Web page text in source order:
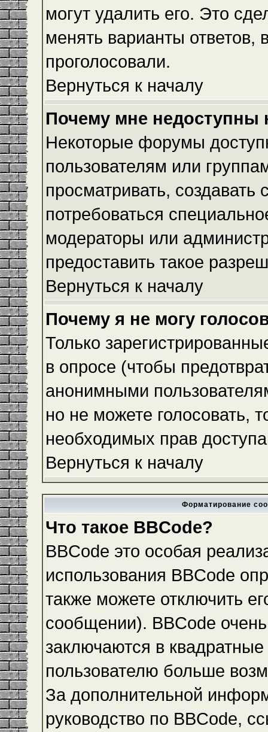
могут удалить его. Это
менять варианты ответов,
проголосовали.
Вернуться к началу
Почему мне
Некоторые форумы
пользователям или
просматривать,
потребоваться
модераторы или
предоставить такое
Вернуться к началу
Почему я не могу
Только
в опросе (чтобы
анонимными
но не можете голосовать,
необходимых прав
Вернуться к началу
Форматирование
Что такое BBCode?
BBCode это особая
использования BBCode
также можете отключить
сообщении). BBCode
заключаются в
пользователю больше
За дополнительной
руководство по BBCode,